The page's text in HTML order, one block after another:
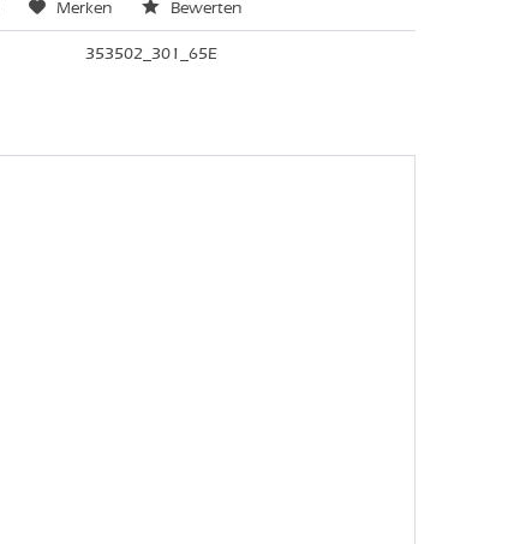
Merken Bewerten
353502_301_65E